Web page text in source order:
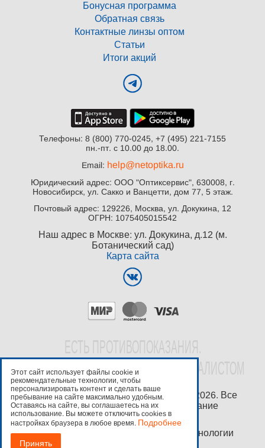
Бонусная программа
Обратная связь
Контактные линзы оптом
Статьи
Итоги акций
Телефоны: 8 (800) 770-0245, +7 (495) 221-7155
пн.-пт. с 10.00 до 18.00.
Email: help@netoptika.ru
Юридический адрес: ООО "Оптиксервис", 630008, г.
Новосибирск, ул. Сакко и Ванцетти, дом 77, 5 этаж.
Почтовый адрес: 129226, Москва, ул. Докукина, 12
ОГРН: 1075405015542
Наш адрес в Москве: ул. Докукина, д.12 (м.
Ботанический сад)
Карта сайта
EСТЬ ПРОТИВОПОКАЗАНИЯ.
ПРОКОНСУЛЬТИРУЙТЕСЬ СО СПЕЦИАЛИСТОМ
Copyright ©ООО "Оптиксервис"
2016-2026. Все
права защищены. Любое копирование
преследуется по закону.
Используются рекомендательные технологии
Этот сайт использует файлы cookie и
рекомендательные технологии, чтобы
персонализировать контент и сделать ваше
пребывание на сайте максимально удобным.
Оставаясь на сайте, вы соглашаетесь на их
использование. Вы можете отключить cookies в
настройках браузера в любое время. Подробнее
Принять